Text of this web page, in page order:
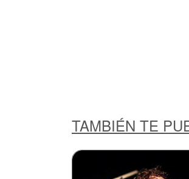
TAMBIÉN TE